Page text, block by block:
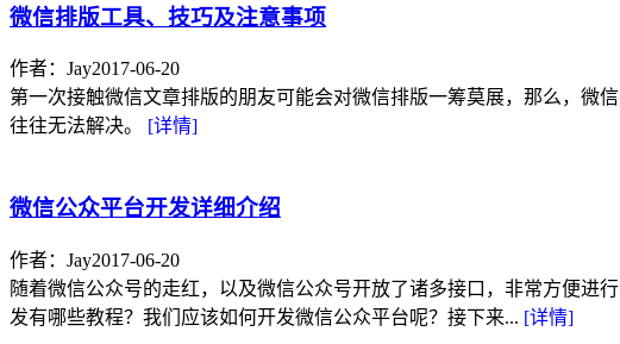
微信排版工具、技巧及注意事项
作者：Jay2017-06-20
第一次接触微信文章排版的朋友可能会对微信排版一筹莫展，那么，微
往往无法解决。
[详情]
微信公众平台开发详细介绍
作者：Jay2017-06-20
随着微信公众号的走红，以及微信公众号开放了诸多接口，非常方便进
发有哪些教程？我们应该如何开发微信公众平台呢？接下来... [详情]